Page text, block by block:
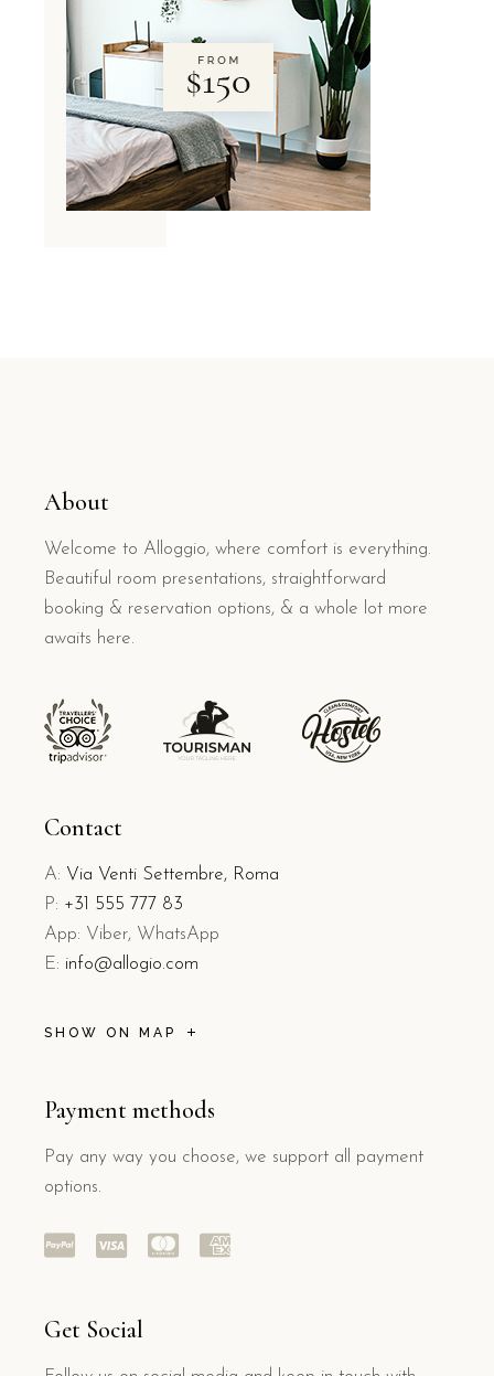
About
Welcome to Alloggio, where comfort is everything.
Beautiful room presentations, straightforward
booking & reservation options, & a whole lot more
awaits here.
Contact
A: Via Venti Settembre, Roma
P: +31 555 777 83
App: Viber, WhatsApp
E: info@allogio.com
SHOW ON MAP
Payment methods
Pay any way you choose, we support all payment
options.
Get Social